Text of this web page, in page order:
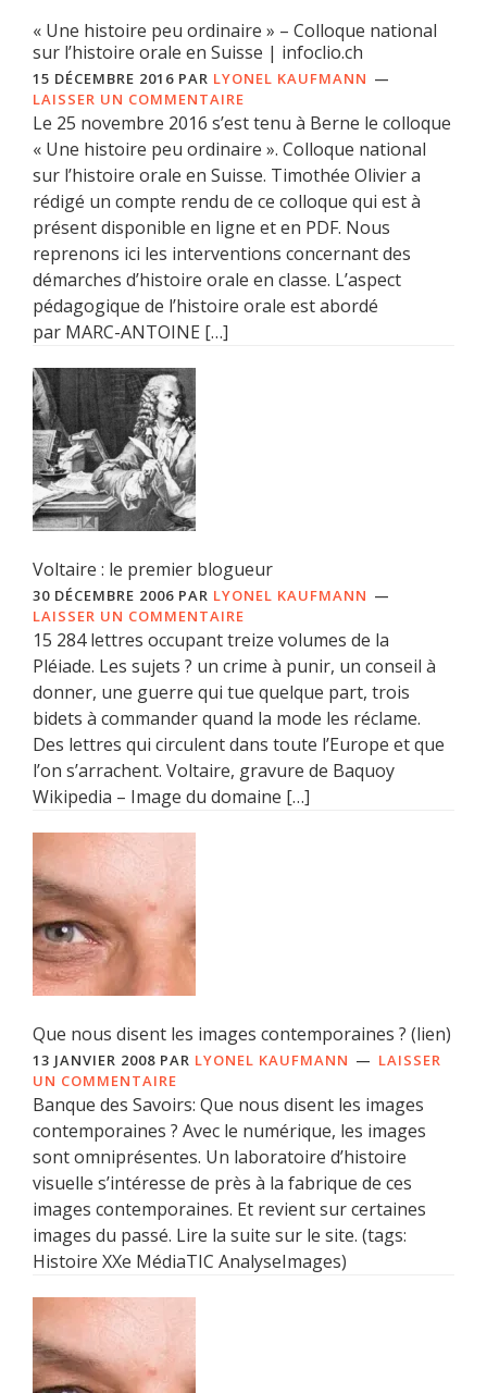
« Une histoire peu ordinaire » – Colloque national
sur l’histoire orale en Suisse | infoclio.ch
15 DÉCEMBRE 2016 PAR LYONEL KAUFMANN
LAISSER UN COMMENTAIRE
Le 25 novembre 2016 s’est tenu à Berne le colloque
« Une histoire peu ordinaire ». Colloque national
sur l’histoire orale en Suisse. Timothée Olivier a
rédigé un compte rendu de ce colloque qui est à
présent disponible en ligne et en PDF. Nous
reprenons ici les interventions concernant des
démarches d’histoire orale en classe. L’aspect
pédagogique de l’histoire orale est abordé
par MARC-ANTOINE […]
Voltaire : le premier blogueur
30 DÉCEMBRE 2006 PAR LYONEL KAUFMANN
LAISSER UN COMMENTAIRE
15 284 lettres occupant treize volumes de la
Pléiade. Les sujets ? un crime à punir, un conseil à
donner, une guerre qui tue quelque part, trois
bidets à commander quand la mode les réclame.
Des lettres qui circulent dans toute l’Europe et que
l’on s’arrachent. Voltaire, gravure de Baquoy
Wikipedia – Image du domaine […]
Que nous disent les images contemporaines ? (lien)
13 JANVIER 2008 PAR LYONEL KAUFMANN
LAISSER
UN COMMENTAIRE
Banque des Savoirs: Que nous disent les images
contemporaines ? Avec le numérique, les images
sont omniprésentes. Un laboratoire d’histoire
visuelle s’intéresse de près à la fabrique de ces
images contemporaines. Et revient sur certaines
images du passé. Lire la suite sur le site. (tags:
Histoire XXe MédiaTIC AnalyseImages)